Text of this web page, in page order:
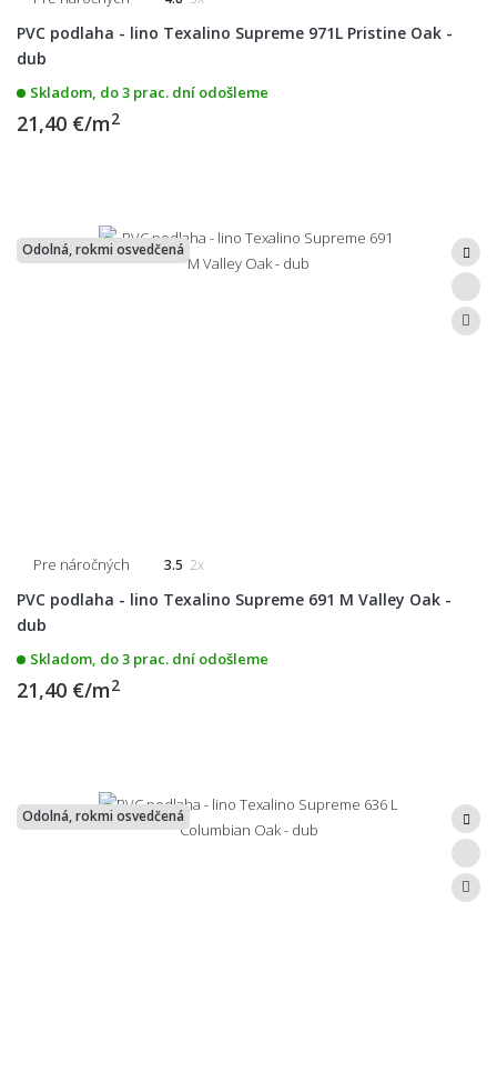
PVC podlaha - lino Texalino Supreme 971L Pristine Oak -
dub
Skladom, do 3 prac. dní odošleme
21,40 €/m2
Odolná, rokmi osvedčená
Pre náročných 3.5 2x
PVC podlaha - lino Texalino Supreme 691 M Valley Oak -
dub
Skladom, do 3 prac. dní odošleme
21,40 €/m2
Odolná, rokmi osvedčená